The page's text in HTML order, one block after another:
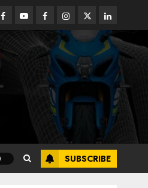
Facebook
YoutubeFacebookInstagram
Twitterlinkedin
SUBSCRIBE